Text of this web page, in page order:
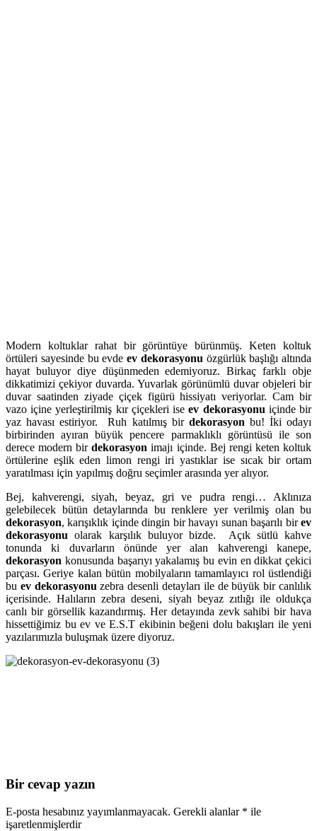
Modern koltuklar rahat bir görüntüye bürünmüş. Keten koltuk
örtüleri sayesinde bu evde ev dekorasyonu özgürlük başlığı altında
hayat buluyor diye düşünmeden edemiyoruz. Birkaç farklı obje
dikkatimizi çekiyor duvarda. Yuvarlak görünümlü duvar objeleri bir
duvar saatinden ziyade çiçek figürü hissiyatı veriyorlar. Cam bir
vazo içine yerleştirilmiş kır çiçekleri iseev dekorasyonu içinde bir
yaz havası estiriyor. Ruh katılmış bir dekorasyon bu! İki odayı
birbirinden ayıran büyük pencere parmaklıklı görüntüsü ile son
derece modern birdekorasyon imajı içinde. Bej rengi keten koltuk
örtülerine eşlik eden limon rengi iri yastıklar ise sıcak bir ortam
yaratılması için yapılmış doğru seçimler arasında yer alıyor.
Bej, kahverengi, siyah, beyaz, gri ve pudra rengi… Aklınıza
gelebilecek bütün detaylarında bu renklere yer verilmiş olan bu
dekorasyon, karışıklık içinde dingin bir havayı sunan başarılı birev
dekorasyonu olarak karşılık buluyor bizde. Açık sütlü kahve
tonunda ki duvarların önünde yer alan kahverengi kanepe,
dekorasyon konusunda başarıyı yakalamış bu evin en dikkat çekici
parçası. Geriye kalan bütün mobilyaların tamamlayıcı rol üstlendiği
bu ev dekorasyonu zebra desenli detayları ile de büyük bir canlılık
içerisinde. Halıların zebra deseni, siyah beyaz zıtlığı ile oldukça
canlı bir görsellik kazandırmış. Her detayında zevk sahibi bir hava
hissettiğimiz bu ev ve E.S.T ekibinin beğeni dolu bakışları ile yeni
yazılarımızla buluşmak üzere diyoruz.
Bir cevap yazın
E-posta hesabınız yayımlanmayacak. Gerekli alanlar * ile
işaretlenmişlerdir